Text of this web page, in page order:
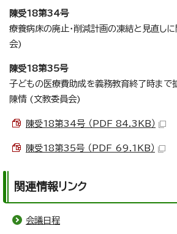
陳受18第34号
療養病床の廃止・削減計画の凍結と見直し
会)
陳受18第35号
子どもの医療費助成を義務教育終了時まで
陳情 (文教委員会)
陳受18第34号 （PDF 84.3KB）
陳受18第35号 （PDF 69.1KB）
関連情報リンク
会議日程